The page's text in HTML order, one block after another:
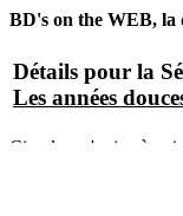
BD's on the WEB, la
Détails pour la
Les années